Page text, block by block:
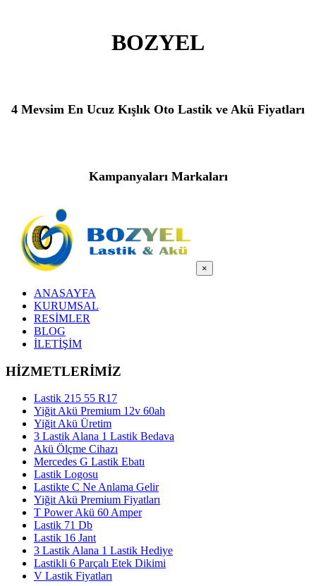
BOZYEL
4 Mevsim En Ucuz Kışlık Oto Lastik ve Akü Fiyatları
Kampanyaları Markaları
×
ANASAYFA
KURUMSAL
RESİMLER
BLOG
İLETİŞİM
HİZMETLERİMİZ
Lastik 215 55 R17
Yiğit Akü Premium 12v 60ah
Yiğit Akü Üretim
3 Lastik Alana 1 Lastik Bedava
Akü Ölçme Cihazı
Mercedes G Lastik Ebatı
Lastik Logosu
Lastikte C Ne Anlama Gelir
Yiğit Akü Premium Fiyatları
T Power Akü 60 Amper
Lastik 71 Db
Lastik 16 Jant
3 Lastik Alana 1 Lastik Hediye
Lastikli 6 Parçalı Etek Dikimi
V Lastik Fiyatları